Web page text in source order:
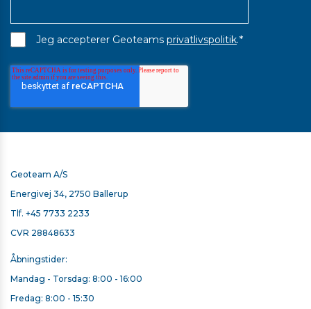
Jeg accepterer Geoteams privatlivspolitik.*
Geoteam A/S
Energivej 34, 2750 Ballerup
Tlf. +45 7733 2233
CVR 28848633
Åbningstider:
Mandag - Torsdag: 8:00 - 16:00
Fredag: 8:00 - 15:30